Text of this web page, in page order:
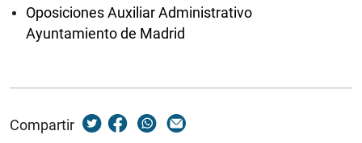
Oposiciones Auxiliar Administrativo
Ayuntamiento de Madrid
Compartir